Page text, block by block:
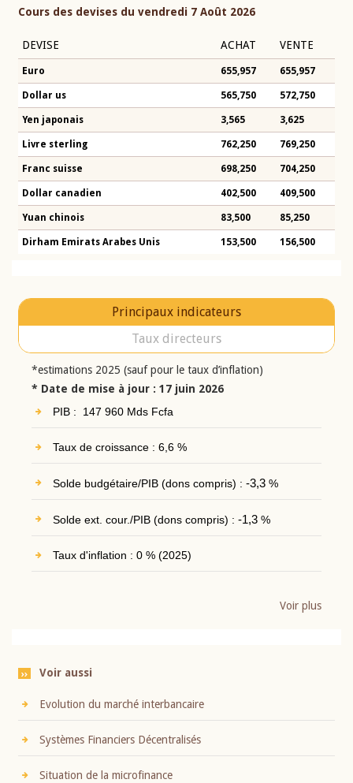
Cours des devises du vendredi 7 Août 2026
DEVISE ACHAT VENTE
Euro 655,957 655,957
Dollar us 565,750 572,750
Yen japonais 3,565 3,625
Livre sterling 762,250 769,250
Franc suisse 698,250 704,250
Dollar canadien 402,500 409,500
Yuan chinois 83,500 85,250
Dirham Emirats Arabes Unis 153,500 156,500
Principaux indicateurs
Taux directeurs
*estimations 2025 (sauf pour le taux d’inflation)
* Date de mise à jour : 17 juin 2026
PIB : 147 960 Mds Fcfa
Taux de croissance : 6,6 %
Solde budgétaire/PIB (dons compris) : -3,3%
Solde ext. cour./PIB (dons compris) : -1,3%
Taux d'inflation : 0 % (2025)
Voir plus
Voir aussi
Evolution du marché interbancaire
Systèmes Financiers Décentralisés
Situation de la microfinance